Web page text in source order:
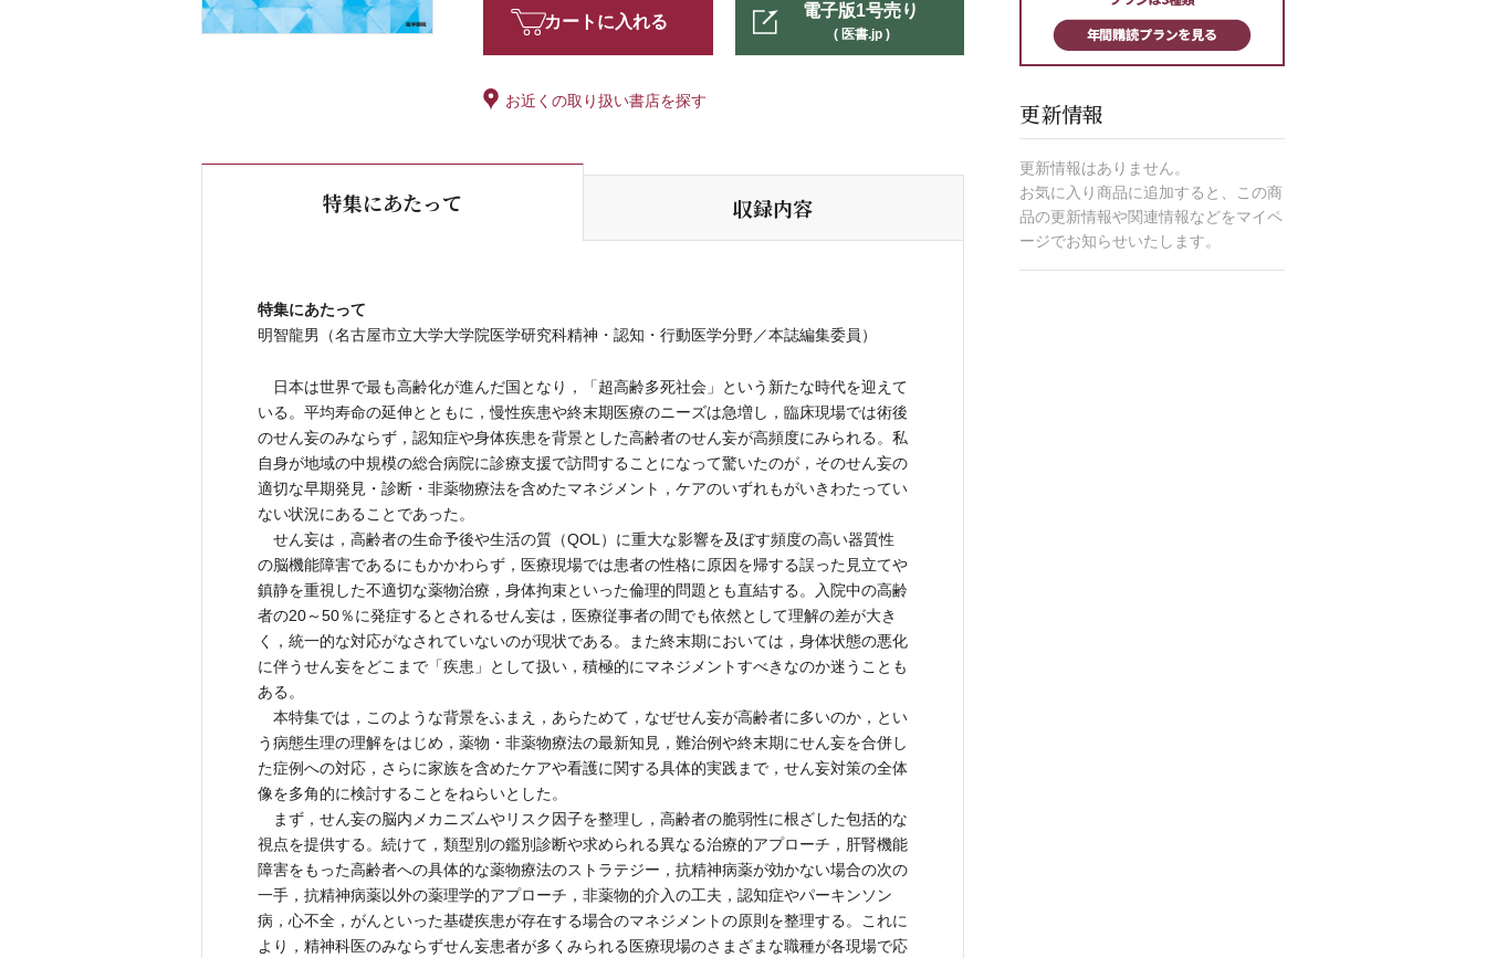
カートに入れる
電子版1号売り
( 医書.jp )
お近くの取り扱い書店を探す
特集にあたって 収録内容
特集にあたって
明智龍男（名古屋市立大学大学院医学研究科精神・認知・行動医学分野／本誌編集委員）
日本は世界で最も高齢化が進んだ国となり，「超高齢多死社会」という新たな時代を迎えて
いる。平均寿命の延伸とともに，慢性疾患や終末期医療のニーズは急増し，臨床現場では術後
のせん妄のみならず，認知症や身体疾患を背景とした高齢者のせん妄が高頻度にみられる。私
自身が地域の中規模の総合病院に診療支援で訪問することになって驚いたのが，そのせん妄の
適切な早期発見・診断・非薬物療法を含めたマネジメント，ケアのいずれもがいきわたってい
ない状況にあることであった。
せん妄は，高齢者の生命予後や生活の質（QOL）に重大な影響を及ぼす頻度の高い器質性
の脳機能障害であるにもかかわらず，医療現場では患者の性格に原因を帰する誤った見立てや
鎮静を重視した不適切な薬物治療，身体拘束といった倫理的問題とも直結する。入院中の高齢
者の20～50％に発症するとされるせん妄は，医療従事者の間でも依然として理解の差が大き
く，統一的な対応がなされていないのが現状である。また終末期においては，身体状態の悪化
に伴うせん妄をどこまで「疾患」として扱い，積極的にマネジメントすべきなのか迷うことも
ある。
本特集では，このような背景をふまえ，あらためて，なぜせん妄が高齢者に多いのか，とい
う病態生理の理解をはじめ，薬物・非薬物療法の最新知見，難治例や終末期にせん妄を合併し
た症例への対応，さらに家族を含めたケアや看護に関する具体的実践まで，せん妄対策の全体
像を多角的に検討することをねらいとした。
まず，せん妄の脳内メカニズムやリスク因子を整理し，高齢者の脆弱性に根ざした包括的な
視点を提供する。続けて，類型別の鑑別診断や求められる異なる治療的アプローチ，肝腎機能
障害をもった高齢者への具体的な薬物療法のストラテジー，抗精神病薬が効かない場合の次の
一手，抗精神病薬以外の薬理学的アプローチ，非薬物的介入の工夫，認知症やパーキンソン
病，心不全，がんといった基礎疾患が存在する場合のマネジメントの原則を整理する。これに
より，精神科医のみならずせん妄患者が多くみられる医療現場のさまざまな職種が各現場で応
更新情報
更新情報はありません。
お気に入り商品に追加すると、この商
品の更新情報や関連情報などをマイペ
ージでお知らせいたします。